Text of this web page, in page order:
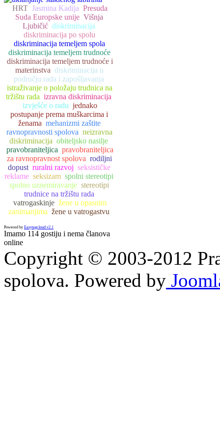
HRT Jasmina Kadija Presuda
Suda Europske unije Višnja
Ljubičić diskriminacija
diskriminacija po spolu
diskriminacija temeljem spola
diskriminacija temeljem trudnoće
diskriminacija temeljem trudnoće i
materinstva diskriminacija u
području rada i zapošljavanja
istraživanje o položaju trudnica na
tržištu rada izravna diskriminacija
izvješće o radu jednako
postupanje prema muškarcima i
ženama mehanizmi zaštite
ravnopravnosti spolova neizravna
diskriminacija obiteljsko nasilje
pravobraniteljica pravobraniteljica
za ravnopravnost spolova rodiljni
dopust ruralni razvoj seksističke
reklame seksizam spolni stereotipi
spolno uznemiravanje stereotipi
trudnice na tržištu rada
vatrogaskinje žene u opasnim
zanimanjima žene u vatrogastvu
Powered by Easytagcloud v2.1
Imamo 114 gostiju i nema članova
online
Copyright © 2003-2012
spolova. Powered by